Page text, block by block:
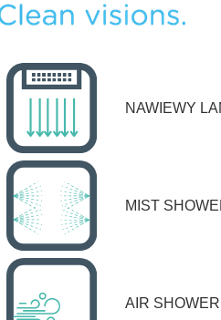
NAWIEWY
MIST
AIR SHOWER